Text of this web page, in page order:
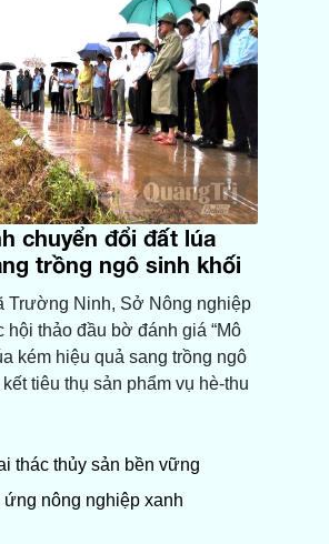
chuyển đổi đất lúa
trồng ngô sinh khối
Trường Ninh, Sở Nông nghiệp
thảo đầu bờ đánh giá “Mô
kém hiệu quả sang trồng ngô
tiêu thụ sản phẩm vụ hè-thu
thác thủy sản bền vững
nông nghiệp xanh